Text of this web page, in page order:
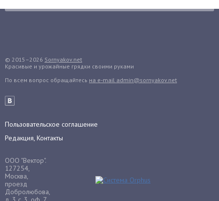
Гранат
Грядки
Гуава
Декабрист
Дельфиниум
Денежное дерево
Диффенбахия
Драцена
© 2015–2026 Sornyakov.net
Красивые и урожайные грядки своими руками
По всем вопрос обращайтесь на e-mail admin@sornyakov.net
Пользовательское соглашение
Редакция, Контакты
ООО "Вектор".
127254,
Москва,
проезд
Добролюбова,